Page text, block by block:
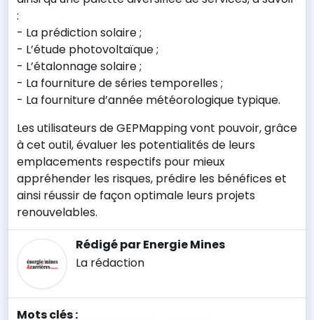
:
- La prédiction solaire ;
- L’étude photovoltaïque ;
- L’étalonnage solaire ;
- La fourniture de séries temporelles ;
- La fourniture d’année météorologique typique.
Les utilisateurs de GEPMapping vont pouvoir, grâce
à cet outil, évaluer les potentialités de leurs
emplacements respectifs pour mieux
appréhender les risques, prédire les bénéfices et
ainsi réussir de façon optimale leurs projets
renouvelables.
Rédigé par Energie Mines
La rédaction
Mots clés :